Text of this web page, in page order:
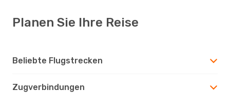
Planen Sie Ihre Reise
Beliebte Flugstrecken
Zugverbindungen